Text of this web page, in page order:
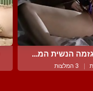
הנשית המ...
| 3 המלצות